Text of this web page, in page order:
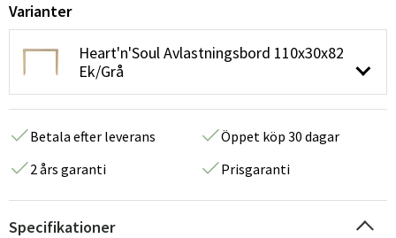
Varianter
Heart'n'Soul Avlastningsbord 110x30x82
Ek/Grå
Betala efter leverans
Öppet köp 30 dagar
2 års garanti
Prisgaranti
Specifikationer